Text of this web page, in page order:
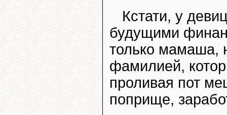
Кстати, у
будущими
только мамаша,
фамилией,
проливая пот
поприще,